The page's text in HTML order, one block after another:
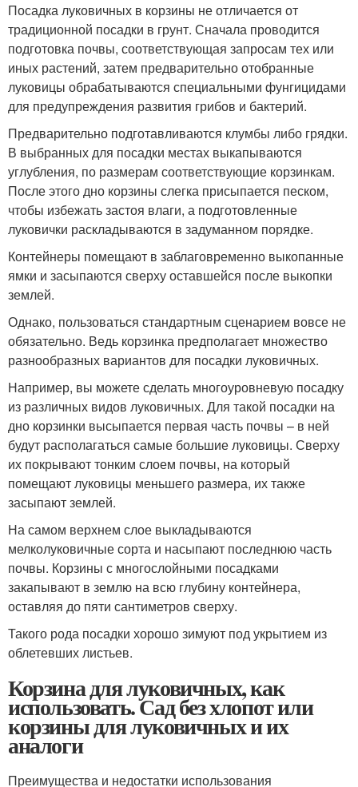
Посадка луковичных в корзины не отличается от
традиционной посадки в грунт. Сначала проводится
подготовка почвы, соответствующая запросам тех или
иных растений, затем предварительно отобранные
луковицы обрабатываются специальными фунгицидами
для предупреждения развития грибов и бактерий.
Предварительно подготавливаются клумбы либо грядки.
В выбранных для посадки местах выкапываются
углубления, по размерам соответствующие корзинкам.
После этого дно корзины слегка присыпается песком,
чтобы избежать застоя влаги, а подготовленные
луковички раскладываются в задуманном порядке.
Контейнеры помещают в заблаговременно выкопанные
ямки и засыпаются сверху оставшейся после выкопки
землей.
Однако, пользоваться стандартным сценарием вовсе не
обязательно. Ведь корзинка предполагает множество
разнообразных вариантов для посадки луковичных.
Например, вы можете сделать многоуровневую посадку
из различных видов луковичных. Для такой посадки на
дно корзинки высыпается первая часть почвы – в ней
будут располагаться самые большие луковицы. Сверху
их покрывают тонким слоем почвы, на который
помещают луковицы меньшего размера, их также
засыпают землей.
На самом верхнем слое выкладываются
мелколуковичные сорта и насыпают последнюю часть
почвы. Корзины с многослойными посадками
закапывают в землю на всю глубину контейнера,
оставляя до пяти сантиметров сверху.
Такого рода посадки хорошо зимуют под укрытием из
облетевших листьев.
Корзина для луковичных, как
использовать. Сад без хлопот или
корзины для луковичных и их
аналоги
Преимущества и недостатки использования